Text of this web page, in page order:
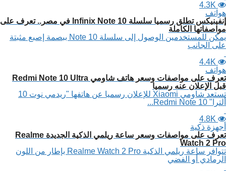
4.3K
هواتف
إنفينيكس تطلق رسميا سلسلة Infinix Note 10 في مصر.. تعرف على
مواصفاتها الكاملة
يمكن للمستخدمين الوصول إلى سلسلة Note 10 ببصمة إصبع مثبتة
على الجانب
4.4K
هواتف
تعرف على مواصفات وسعر هاتف شاومي Redmi Note 10 Ultra
قبل الإعلان عنه رسميا
تستعد شاومي Xiaomi للإعلان رسميا عن هاتفها "ريدمي نوت 10
ألترا" Redmi Note 10...
4.8K
أجهزة ذكية
تعرف على مواصفات وسعر ساعة ريلمي الذكية الجديدة Realme
Watch 2 Pro
تتوافر ساعة ريلمي الذكية Realme Watch 2 Pro بإطار من اللون
الرمادي أو الفضي